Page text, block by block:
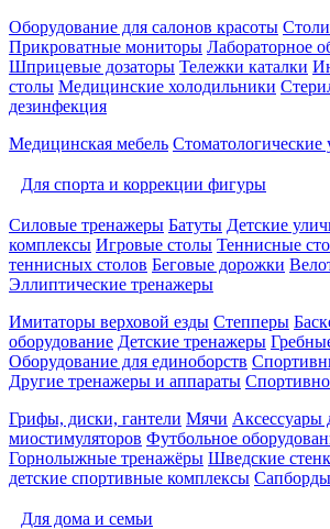
Оборудование для салонов красоты
Прикроватные мониторы Лабораторное
Шприцевые дозаторы Тележки каталки
столы Медицинские холодильники
дезинфекция
Медицинская мебель Стоматологические
Для спорта и коррекции фигуры
Силовые тренажеры Батуты Детские
комплексы Игровые столы Теннисные
теннисных столов Беговые дорожки
Эллиптические тренажеры
Имитаторы верховой езды Степперы
оборудование Детские тренажеры
Оборудование для единоборств
Другие тренажеры и аппараты
Грифы, диски, гантели Мячи Аксессуары
миостимуляторов Футбольное
Горнолыжные тренажёры Шведские
детские спортивные комплексы Сапборды
Для дома и семьи